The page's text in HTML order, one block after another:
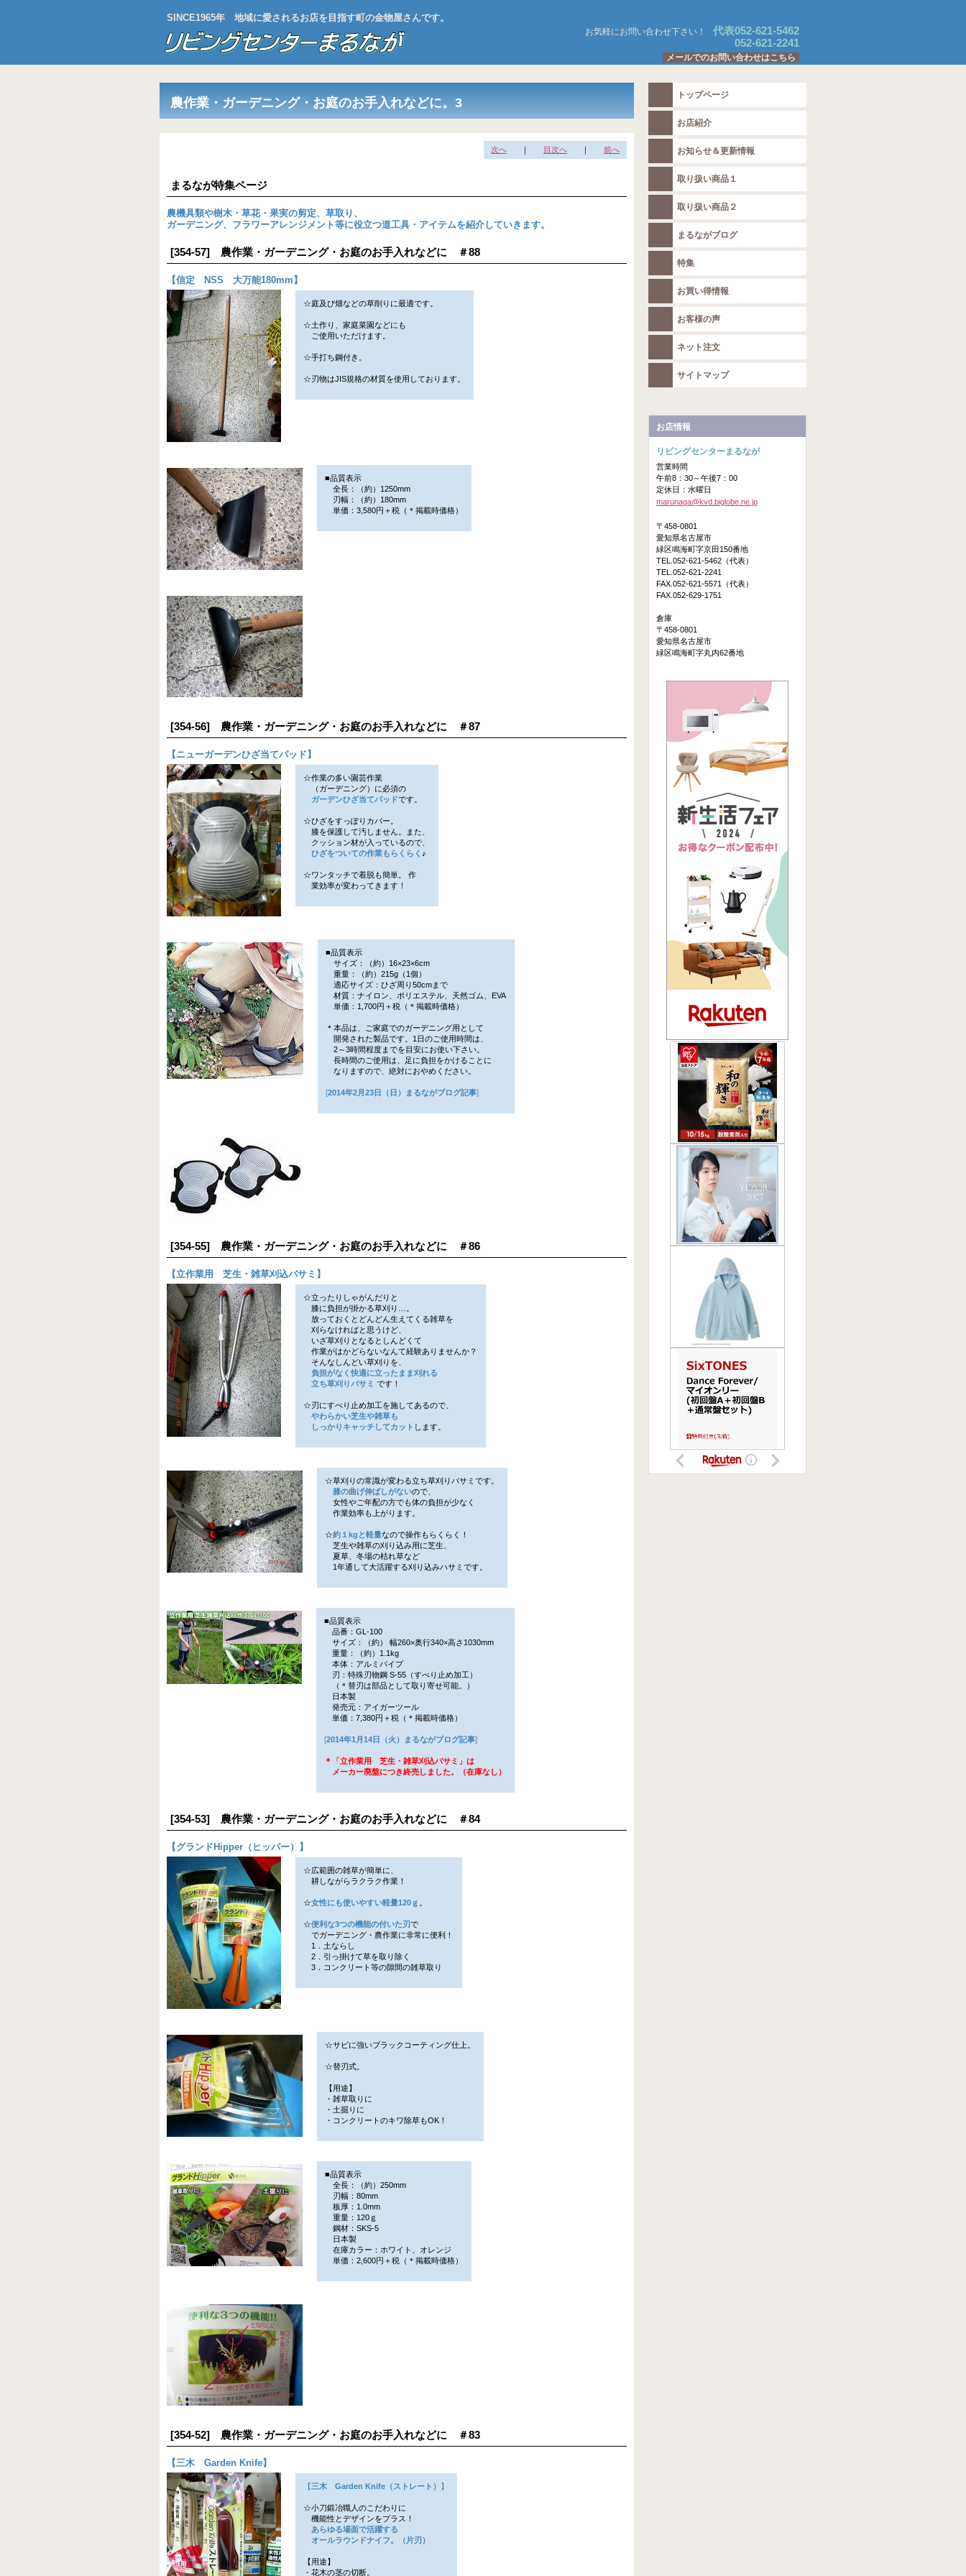
SINCE1965年 地域に愛されるお店を目指す町の金物屋さんです。
お気軽にお問い合わせ下さい！
代表052-621-5462
052-621-2241
メールでのお問い合わせはこちら
農作業・ガーデニング・お庭のお手入れなどに。3
次へ ｜ 目次へ ｜ 前へ
まるなが特集ページ
農機具類や樹木・草花・果実の剪定、草取り、
ガーデニング、フラワーアレンジメント等に役立つ道工具・アイテムを紹介していきます。
[354-57] 農作業・ガーデニング・お庭のお手入れなどに ＃88
【信定 NSS 大万能180mm 】
☆庭及び畑などの草削りに最適です。
☆土作り、家庭菜園などにも
ご使用いただけます。
☆手打ち鋼付き。
☆刃物はJIS規格の材質を使用しております。
■品質表示
全長：（約）1250mm
刃幅：（約）180mm
単価：3,580円＋税（＊掲載時価格）
[354-56] 農作業・ガーデニング・お庭のお手入れなどに ＃87
【 ニューガーデンひざ当てパッド 】
☆作業の多い園芸作業
（ガーデニング）に必須の
ガーデンひざ当てパッドです。
☆ひざをすっぽりカバー。
膝を保護して汚しません。また、
クッション材が入っているので、
ひざをついての作業もらくらく ♪
☆ワンタッチで着脱も簡単。 作
業効率が変わってきます！
■品質表示
サイズ：（約）16×23×6cm
重量：（約）215g（1個）
適応サイズ：ひざ周り50cmまで
材質：ナイロン、ポリエステル、天然ゴム、EVA
単価：1,700円＋税（＊掲載時価格）
＊本品は、ご家庭でのガーデニング用として
開発された製品です。1日のご使用時間は、
2～3時間程度までを目安にお使い下さい。
長時間のご使用は、足に負担をかけることに
なりますので、絶対におやめください。
[2014年2月23日（日）まるながブログ記事]
[354-55] 農作業・ガーデニング・お庭のお手入れなどに ＃86
【立作業用 芝生・雑草刈込バサミ 】
☆立ったりしゃがんだりと
膝に負担が掛かる草刈り…。
放っておくとどんどん生えてくる雑草を
刈らなければと思うけど、
いざ草刈りとなるとしんどくて
作業がはかどらないなんて経験ありませんか？
そんなしんどい草刈りを、
負担がなく快適に立ったまま刈れる
立ち草刈りバサミ です！
☆刃にすべり止め加工を施してあるので、
やわらかい芝生や雑草も
しっかりキャッチしてカット します。
☆草刈りの常識が変わる立ち草刈りバサミです。
膝の曲げ伸ばしがないので、
女性やご年配の方でも体の負担が少なく
作業効率も上がります。
☆約１kgと軽量なので操作もらくらく！
芝生や雑草の刈り込み用に芝生、
夏草、冬場の枯れ草など
1年通して大活躍する刈り込みハサミです。
■品質表示
品番：GL-100
サイズ：（約） 幅260×奥行340×高さ1030mm
重量：（約）1.1kg
本体：アルミパイプ
刃：特殊刃物鋼 S-55（すべり止め加工）
（＊替刃は部品として取り寄せ可能。）
日本製
発売元：アイガーツール
単価：7,380円＋税（＊掲載時価格）
[2014年1月14日（火）まるながブログ記事]
＊「立作業用 芝生・雑草刈込バサミ」は
メーカー廃盤につき終売しました。（在庫なし）
[354-53] 農作業・ガーデニング・お庭のお手入れなどに ＃84
【 グランドHipper（ヒッパー） 】
☆広範囲の雑草が簡単に、
耕しながらラクラク作業！
☆女性にも使いやすい軽量120ｇ
☆便利な3つの機能の付いた刃で
でガーデニング・農作業に非常に便利！
1．土ならし
2．引っ掛けて草を取り除く
3．コンクリート等の隙間の雑草取り
☆サビに強いブラックコーティング仕上。
☆替刃式。
【用途】
・雑草取りに
・土掘りに
・コンクリートのキワ除草もOK！
■品質表示
全長：（約）250mm
刃幅：80mm
板厚：1.0mm
重量：120ｇ
鋼材：SKS-5
日本製
在庫カラー：ホワイト、オレンジ
単価：2,600円＋税（＊掲載時価格）
[354-52] 農作業・ガーデニング・お庭のお手入れなどに ＃83
【三木 Garden Knife】
【三木 Garden Knife（ストレート） 】
☆小刀鍛冶職人のこだわりに
機能性とデザインをプラス！
あらゆる場面で活躍する
オールラウンドナイフ。（片刃）
【用途】
・花木の茎の切断。
トップページ
お店紹介
お知らせ＆更新情報
取り扱い商品１
取り扱い商品２
まるながブログ
特集
お買い得情報
お客様の声
ネット注文
サイトマップ
お店情報
リビングセンターまるなが
営業時間
午前8：30～午後7：00
定休日：水曜日
marunaga@kvd.biglobe.ne.jp
〒458-0801
愛知県名古屋市
緑区鳴海町字京田150番地
TEL.052-621-5462（代表）
TEL.052-621-2241
FAX.052-621-5571（代表）
FAX.052-629-1751
倉庫
〒458-0801
愛知県名古屋市
緑区鳴海町字丸内62番地